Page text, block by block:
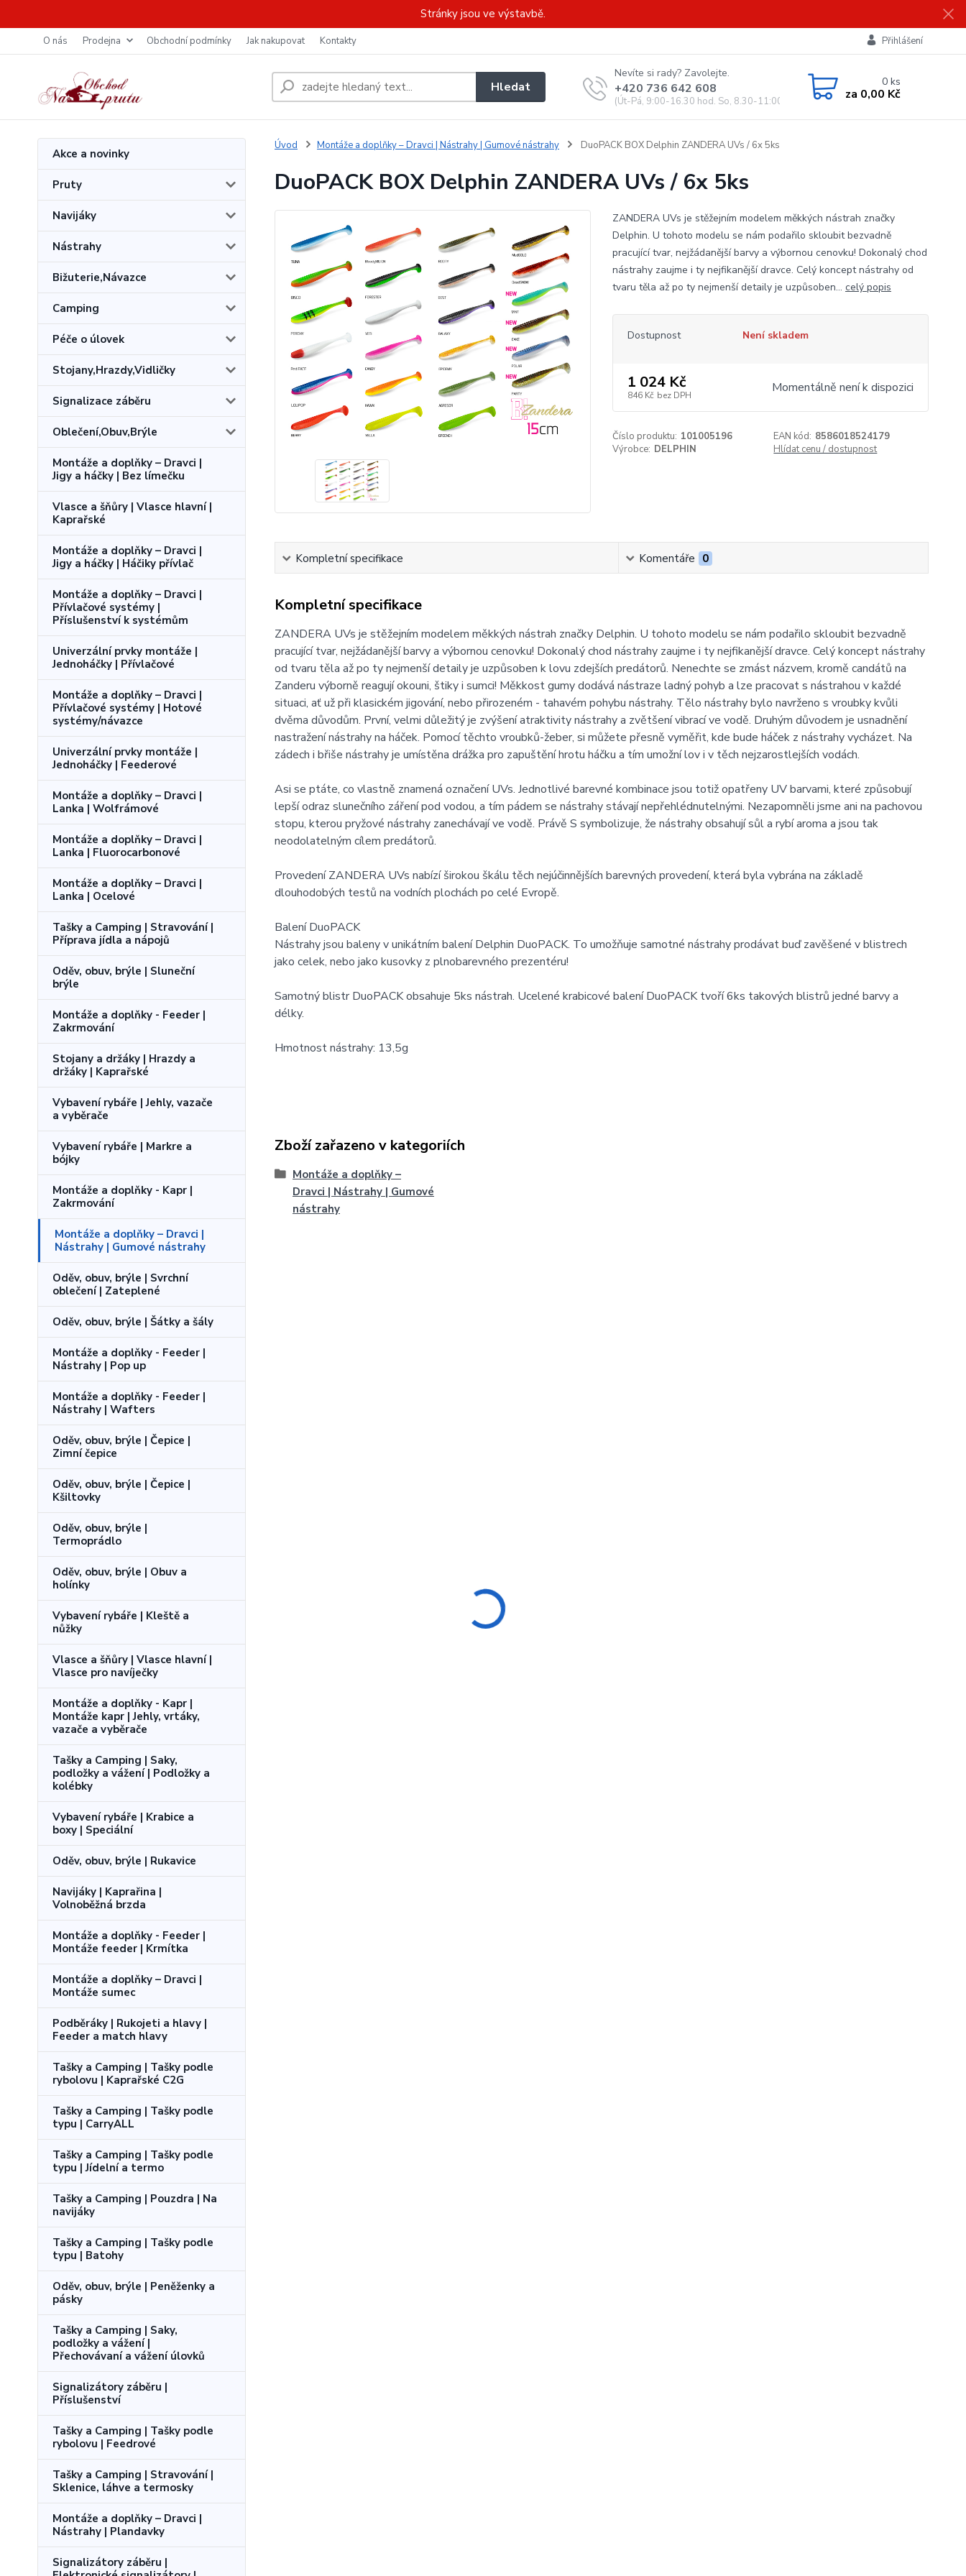
Stránky jsou ve výstavbě.
O nás Prodejna Obchodní podmínky Jak nakupovat Kontakty Přihlášení
Hledat
Nevíte si rady? Zavolejte.
+420 736 642 608
(Út-Pá, 9:00-16.30 hod. So, 8.30-11:00 hod.)
0ks
za 0,00 Kč
Akce a novinky
Pruty
Navijáky
Nástrahy
Bižuterie,Návazce
Camping
Péče o úlovek
Stojany,Hrazdy,Vidličky
Signalizace záběru
Oblečení,Obuv,Brýle
Montáže a doplňky – Dravci |
Jigy a háčky | Bez límečku
Vlasce a šňůry | Vlasce hlavní |
Kaprařské
Montáže a doplňky – Dravci |
Jigy a háčky | Háčiky přívlač
Montáže a doplňky – Dravci |
Přívlačové systémy |
Příslušenství k systémům
Univerzální prvky montáže |
Jednoháčky | Přívlačové
Montáže a doplňky – Dravci |
Přívlačové systémy | Hotové
systémy/návazce
Univerzální prvky montáže |
Jednoháčky | Feederové
Montáže a doplňky – Dravci |
Lanka | Wolfrámové
Montáže a doplňky – Dravci |
Lanka | Fluorocarbonové
Montáže a doplňky – Dravci |
Lanka | Ocelové
Tašky a Camping | Stravování |
Příprava jídla a nápojů
Oděv, obuv, brýle | Sluneční
brýle
Montáže a doplňky - Feeder |
Zakrmování
Stojany a držáky | Hrazdy a
držáky | Kaprařské
Vybavení rybáře | Jehly, vazače
a vyběrače
Vybavení rybáře | Markre a
bójky
Montáže a doplňky - Kapr |
Zakrmování
Montáže a doplňky – Dravci |
Nástrahy | Gumové nástrahy
Oděv, obuv, brýle | Svrchní
oblečení | Zateplené
Oděv, obuv, brýle | Šátky a šály
Montáže a doplňky - Feeder |
Nástrahy | Pop up
Montáže a doplňky - Feeder |
Nástrahy | Wafters
Oděv, obuv, brýle | Čepice |
Zimní čepice
Oděv, obuv, brýle | Čepice |
Kšiltovky
Oděv, obuv, brýle |
Termoprádlo
Oděv, obuv, brýle | Obuv a
holínky
Vybavení rybáře | Kleště a
nůžky
Vlasce a šňůry | Vlasce hlavní |
Vlasce pro navíječky
Montáže a doplňky - Kapr |
Montáže kapr | Jehly, vrtáky,
vazače a vyběrače
Tašky a Camping | Saky,
podložky a vážení | Podložky a
kolébky
Vybavení rybáře | Krabice a
boxy | Speciální
Oděv, obuv, brýle | Rukavice
Navijáky | Kaprařina |
Volnoběžná brzda
Montáže a doplňky - Feeder |
Montáže feeder | Krmítka
Montáže a doplňky – Dravci |
Montáže sumec
Podběráky | Rukojeti a hlavy |
Feeder a match hlavy
Tašky a Camping | Tašky podle
rybolovu | Kaprařské C2G
Tašky a Camping | Tašky podle
typu | CarryALL
Tašky a Camping | Tašky podle
typu | Jídelní a termo
Tašky a Camping | Pouzdra | Na
navijáky
Tašky a Camping | Tašky podle
typu | Batohy
Oděv, obuv, brýle | Peněženky a
pásky
Tašky a Camping | Saky,
podložky a vážení |
Přechovávaní a vážení úlovků
Signalizátory záběru |
Příslušenství
Tašky a Camping | Tašky podle
rybolovu | Feedrové
Tašky a Camping | Stravování |
Sklenice, láhve a termosky
Montáže a doplňky – Dravci |
Nástrahy | Plandavky
Signalizátory záběru |
Úvod Montáže a doplňky – Dravci | Nástrahy | Gumové nástrahy DuoPACK BOX Delphin ZANDERA UVs / 6x 5ks
DuoPACK BOX Delphin ZANDERA UVs / 6x 5ks
ZANDERA UVs je stěžejním modelem měkkých nástrah značky
Delphin. U tohoto modelu se nám podařilo skloubit bezvadně
pracující tvar, nejžádanější barvy a výbornou cenovku! Dokonalý chod
nástrahy zaujme i ty nejfikanější dravce. Celý koncept nástrahy od
tvaru těla až po ty nejmenší detaily je uzpůsoben... celý popis
Dostupnost Není skladem
1 024 Kč
846 Kč bez DPH Momentálně není k dispozici
Číslo produktu: 101005196 EAN kód: 8586018524179
Výrobce: DELPHIN Hlídat cenu / dostupnost
Kompletní specifikace Komentáře 0
Kompletní specifikace
ZANDERA UVs je stěžejním modelem měkkých nástrah značky Delphin. U tohoto modelu se nám podařilo skloubit bezvadně
pracující tvar, nejžádanější barvy a výbornou cenovku! Dokonalý chod nástrahy zaujme i ty nejfikanější dravce. Celý koncept nástrahy
od tvaru těla až po ty nejmenší detaily je uzpůsoben k lovu zdejších predátorů. Nenechte se zmást názvem, kromě candátů na
Zanderu výborně reagují okouni, štiky i sumci! Měkkost gumy dodává nástraze ladný pohyb a lze pracovat s nástrahou v každé
situaci, ať už při klasickém jigování, nebo přirozeném - tahavém pohybu nástrahy. Tělo nástrahy bylo navrženo s vroubky kvůli
dvěma důvodům. První, velmi důležitý je zvýšení atraktivity nástrahy a zvětšení vibrací ve vodě. Druhým důvodem je usnadnění
nastražení nástrahy na háček. Pomocí těchto vroubků-žeber, si můžete přesně vyměřit, kde bude háček z nástrahy vycházet. Na
zádech i břiše nástrahy je umístěna drážka pro zapuštění hrotu háčku a tím umožní lov i v těch nejzarostlejších vodách.
Asi se ptáte, co vlastně znamená označení UVs. Jednotlivé barevné kombinace jsou totiž opatřeny UV barvami, které způsobují
lepší odraz slunečního záření pod vodou, a tím pádem se nástrahy stávají nepřehlédnutelnými. Nezapomněli jsme ani na pachovou
stopu, kterou pryžové nástrahy zanechávají ve vodě. Právě S symbolizuje, že nástrahy obsahují sůl a rybí aroma a jsou tak
neodolatelným cílem predátorů.
Provedení ZANDERA UVs nabízí širokou škálu těch nejúčinnějších barevných provedení, která byla vybrána na základě
dlouhodobých testů na vodních plochách po celé Evropě.
Balení DuoPACK
Nástrahy jsou baleny v unikátním balení Delphin DuoPACK. To umožňuje samotné nástrahy prodávat buď zavěšené v blistrech
jako celek, nebo jako kusovky z plnobarevného prezentéru!
Samotný blistr DuoPACK obsahuje 5ks nástrah. Ucelené krabicové balení DuoPACK tvoří 6ks takových blistrů jedné barvy a
délky.
Hmotnost nástrahy: 13,5g
Zboží zařazeno v kategoriích
Montáže a doplňky –
Dravci | Nástrahy | Gumové
nástrahy